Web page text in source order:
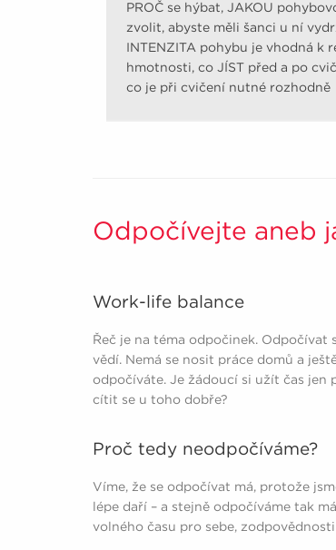
PROČ se hýbat, JAKOU
zvolit, abyste měli šanci u ní
INTENZITA pohybu je vhodná k
hmotnosti, co JÍST před a po
co je při cvičení nutné rozhodně
Odpočívejte aneb
Work-life balance
Řeč je na téma odpočinek. Odpočívat
vědí. Nemá se nosit práce domů a
odpočíváte. Je žádoucí si užít čas jen
cítit se u toho dobře?
Proč tedy neodpočíváme?
Víme, že se odpočívat má, protože
lépe daří – a stejně odpočíváme tak
volného času pro sebe,